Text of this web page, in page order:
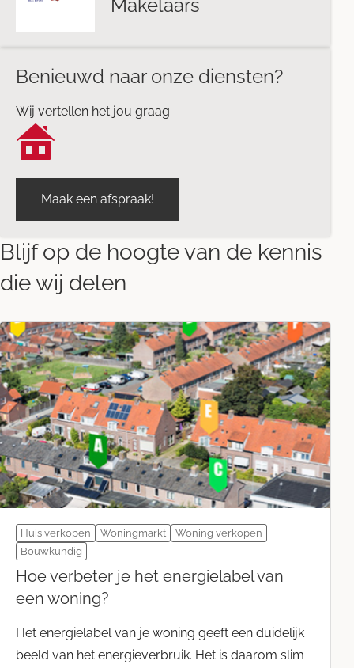
Makelaars
Benieuwd naar onze diensten?
Wij vertellen het jou graag.
Maak een afspraak!
Blijf op de hoogte van de kennis
die wij delen
Huis verkopen Woningmarkt
Woning verkopen
Bouwkundig
Hoe verbeter je het energielabel van
een woning?
Het energielabel van je woning geeft een duidelijk
beeld van het energieverbruik. Het is daarom slim